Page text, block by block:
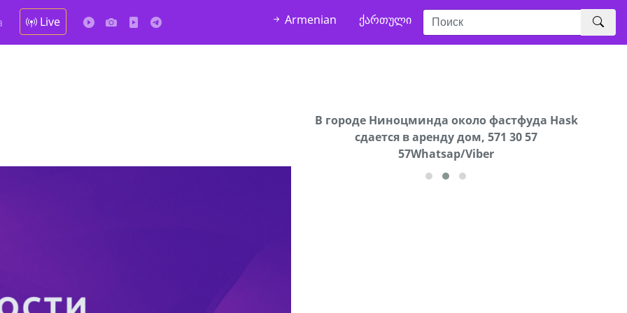
Live Armenian ქართული
В городе Ниноцминда около фастфуда Hask
cдается в аренду дом, 571 30 57
57Whatsap/Viber
Продается машина марки Prado,571 30 57
57Whatsap/Viber